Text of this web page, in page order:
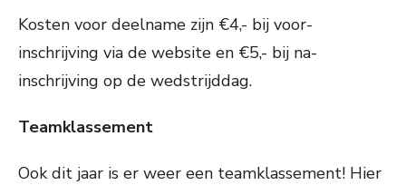
Kosten voor deelname zijn €4,- bij voor-
inschrijving via de website en €5,- bij na-
inschrijving op de wedstrijddag.
Teamklassement
Ook dit jaar is er weer een teamklassement! Hier